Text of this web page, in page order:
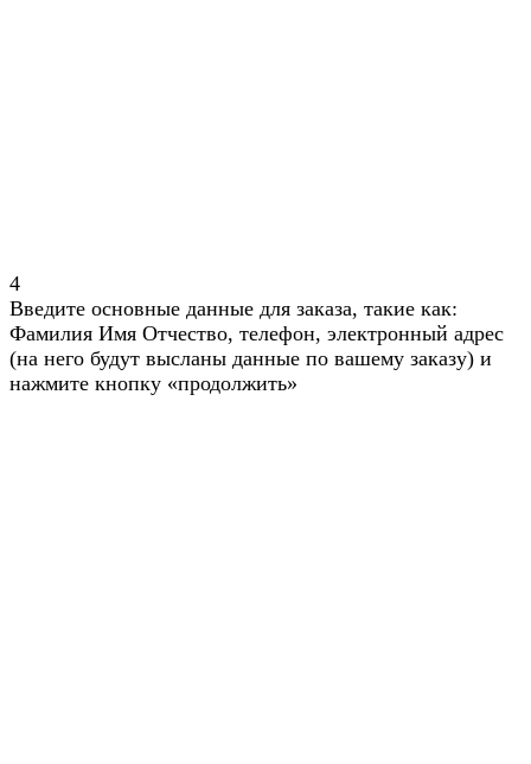
4
Введите основные данные для заказа, такие как:
Фамилия Имя Отчество, телефон, электронный адрес
(на него будут высланы данные по вашему заказу) и
нажмите кнопку «продолжить»